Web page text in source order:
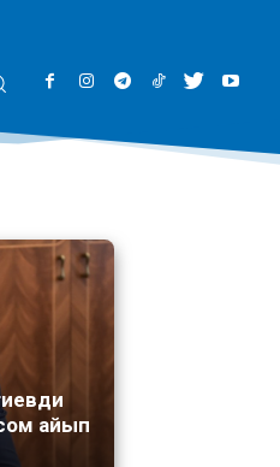
сом айып